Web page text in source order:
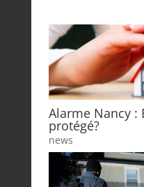
Alarme Nancy :
protégé?
news